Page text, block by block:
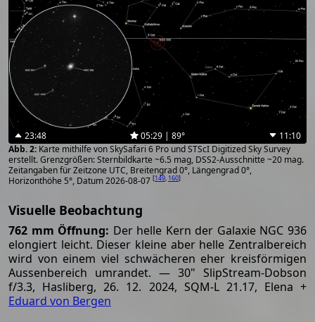
23:48 05:29 | 89°
11:10
Karte mithilfe von SkySafari 6 Pro und STScI Digitized Sky Survey
erstellt. Grenzgrößen: Sternbildkarte ~6.5 mag, DSS2-Ausschnitte ~20 mag.
Zeitangaben für Zeitzone UTC, Breitengrad 0°, Längengrad 0°,
Horizonthöhe 5°, Datum 2026-08-07 [149, 160]
Visuelle Beobachtung
762 mm Öffnung: Der helle Kern der Galaxie NGC 936
elongiert leicht. Dieser kleine aber helle Zentralbereich
wird von einem viel schwächeren eher kreisförmigen
Aussenbereich umrandet. — 30" SlipStream-Dobson
f/3.3, Hasliberg, 26. 12. 2024, SQM-L 21.17, Elena +
Eduard von Bergen